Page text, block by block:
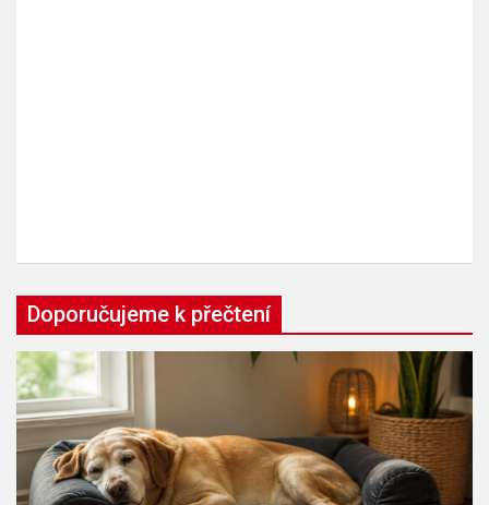
Doporučujeme k přečtení